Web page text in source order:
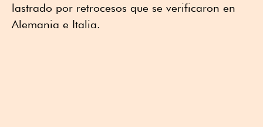
lastrado por retrocesos que se verificaron en
Alemania e Italia.